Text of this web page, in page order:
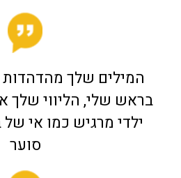
המילים שלך מהדהדות
בראש שלי, הליווי שלך
ילדי מרגיש כמו אי של
סוער